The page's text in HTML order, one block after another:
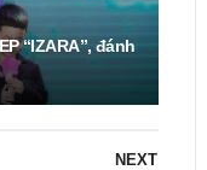
“IZARA”, đánh
NEXT